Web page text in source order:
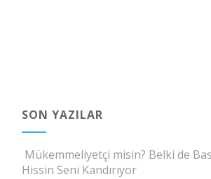
SON YAZILAR
Mükemmeliyetçi misin? Belki de
Hissin Seni Kandırıyor